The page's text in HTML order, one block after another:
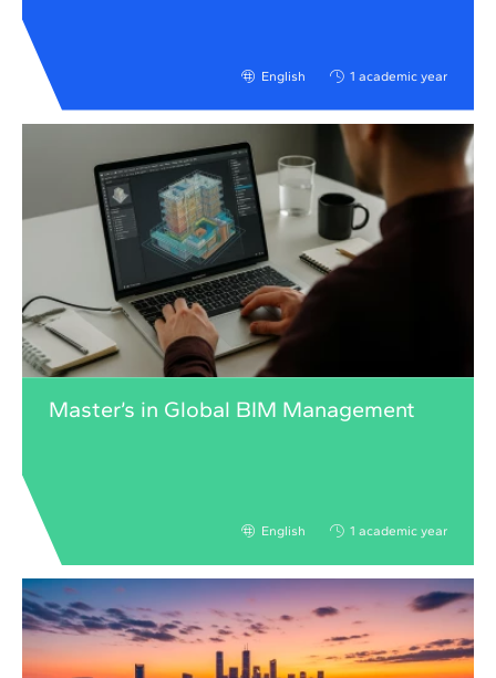
English 1 academic year
Master’s in Global BIM Management
English 1 academic year